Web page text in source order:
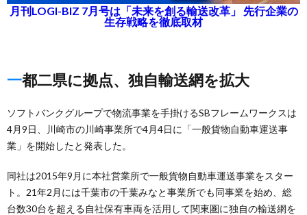
月刊LOGI-BIZ 7月号は「未来を創る輸送改革」 先行企業の
生存戦略を徹底取材
一都二県に拠点、独自輸送網を拡大
ソフトバンクグループで物流事業を手掛けるSBフレームワークスは
4月9日、川崎市の川崎事業所で4月4日に「一般貨物自動車運送事
業」を開始したと発表した。
同社は2015年9月に本社営業所で一般貨物自動車運送事業をスター
ト。21年2月には千葉市の千葉みなと事業所でも同事業を始め、総
台数30台を超える自社保有車両を活用して関東圏に独自の輸送網を